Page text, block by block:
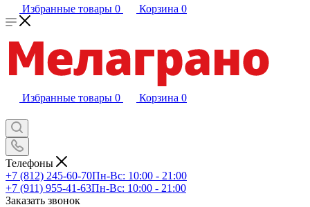
Избранные товары 0 Корзина 0
Избранные товары 0 Корзина 0
Телефоны
+7 (812) 245-60-70Пн-Вс: 10:00 - 21:00
+7 (911) 955-41-63Пн-Вс: 10:00 - 21:00
Заказать звонок